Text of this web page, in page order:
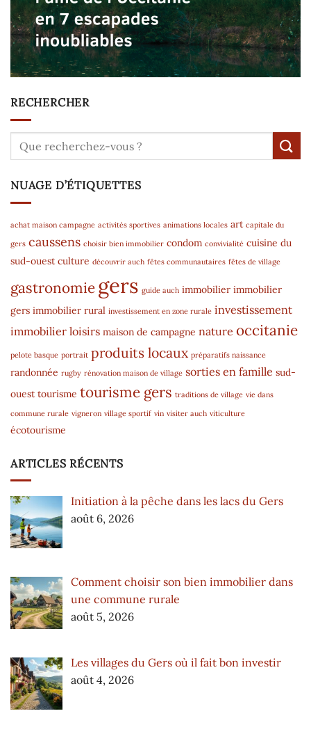
RECHERCHER
NUAGE D’ÉTIQUETTES
achat maison campagne activités sportives animations locales art capitale du
gers caussens choisir bien immobilier condom convivialité cuisine du
sud-ouest culture découvrir auch fêtes communautaires fêtes de village
gastronomiegers guide auch immobilier immobilier
gers immobilier rural investissement en zone rurale investissement
immobilier loisirs maison de campagne nature occitanie
pelote basque portrait produits locaux préparatifs naissance
randonnée rugby rénovation maison de village sorties en famille sud-
ouest tourisme tourisme gers traditions de village vie dans
commune rurale vigneron village sportif vin visiter auch viticulture
écotourisme
ARTICLES RÉCENTS
Initiation à la pêche dans les lacs du Gers
août 6, 2026
Comment choisir son bien immobilier dans
une commune rurale
août 5, 2026
Les villages du Gers où il fait bon investir
août 4, 2026